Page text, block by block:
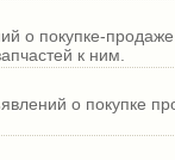
о покупке-продаже
к ним.
о покупке